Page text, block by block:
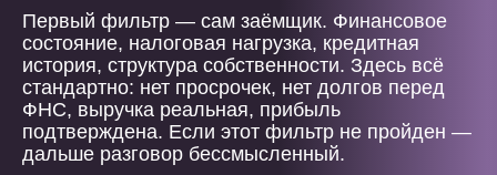
Первый фильтр — сам заёмщик. Финансовое
состояние, налоговая нагрузка, кредитная
история, структура собственности. Здесь всё
стандартно: нет просрочек, нет долгов перед
ФНС, выручка реальная, прибыль
подтверждена. Если этот фильтр не пройден —
дальше разговор бессмысленный.